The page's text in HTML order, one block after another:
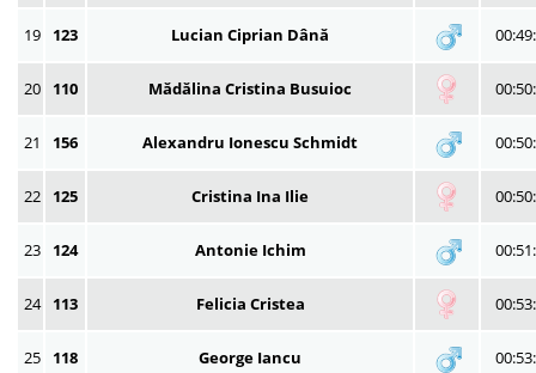
19 123 Lucian Ciprian Dână
20 110 Mădălina Cristina Busuioc
21 156 Alexandru Ionescu Schmidt
22 125 Cristina Ina Ilie
23 124 Antonie Ichim
24 113 Felicia Cristea
25 118 George Iancu